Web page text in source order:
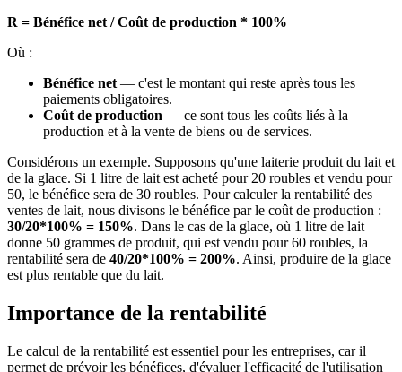
R = Bénéfice net / Coût de production * 100%
Où :
Bénéfice net — c'est le montant qui reste après tous les
paiements obligatoires.
Coût de production — ce sont tous les coûts liés à la
production et à la vente de biens ou de services.
Considérons un exemple. Supposons qu'une laiterie produit du lait et
de la glace. Si 1 litre de lait est acheté pour 20 roubles et vendu pour
50, le bénéfice sera de 30 roubles. Pour calculer la rentabilité des
ventes de lait, nous divisons le bénéfice par le coût de production :
30/20*100% = 150%. Dans le cas de la glace, où 1 litre de lait
donne 50 grammes de produit, qui est vendu pour 60 roubles, la
rentabilité sera de 40/20*100% = 200%. Ainsi, produire de la glace
est plus rentable que du lait.
Importance de la rentabilité
Le calcul de la rentabilité est essentiel pour les entreprises, car il
permet de prévoir les bénéfices, d'évaluer l'efficacité de l'utilisation